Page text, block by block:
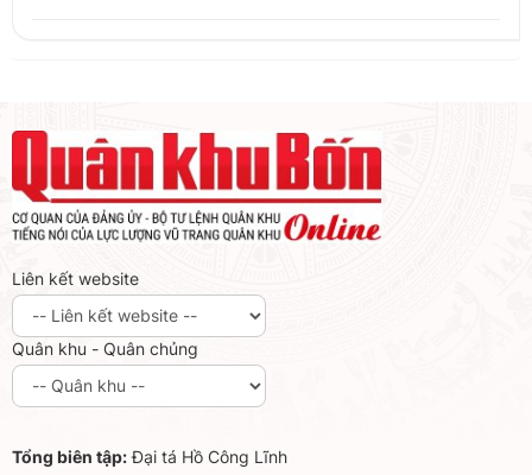
Liên kết website
Quân khu - Quân chủng
Tổng biên tập:Đại tá Hồ Công Lĩnh